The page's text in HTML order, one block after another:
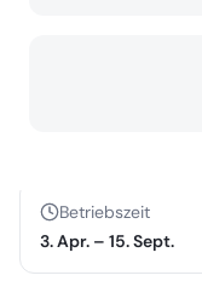
Betriebszeit
3. Apr. – 15. Sept.